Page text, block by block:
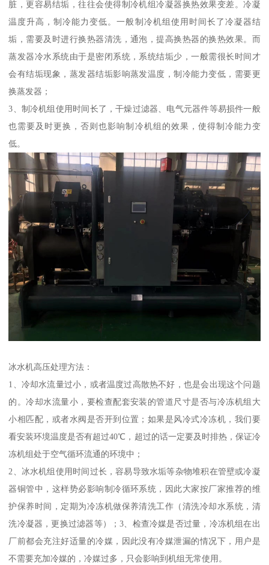
脏，更容易结垢，往往会使得制冷机组冷凝器换热效果变差。冷凝
温度升高，制冷能力变低。一般制冷机组使用时间长了冷凝器结
垢，需要及时进行换热器清洗，通泡，提高换热器的换热效果。而
蒸发器冷水系统由于是密闭系统，系统结垢少，一般需很长时间才
会有结垢现象，蒸发器结垢影响蒸发温度，制冷能力变低，需要更
换蒸发器；
3、制冷机组使用时间长了，干燥过滤器、电气元器件等易损件一般
也需要及时更换，否则也影响制冷机组的效果，使得制冷能力变
低。
冰水机高压处理方法：
1、冷却水流量过小，或者温度过高散热不好，也是会出现这个问题
的。冷却水流量小，要检查配套安装的管道尺寸是否与冷冻机组大
小相匹配，或者水阀是否开到位置；如果是风冷式冷冻机，我们要
看安装环境温度是否有超过40℃，超过的话一定要及时排热，保证冷
冻机组处于空气循环流通的环境中；
2、冰水机组使用时间过长，容易导致水垢等杂物堆积在管壁或冷凝
器铜管中，这样势必影响制冷循环系统，因此大家按厂家推荐的维
护保养时间，定期为冷冻机做保养清洗工作（清洗冷却水系统，清
洗冷凝器，更换过滤器等）；3、检查冷媒是否过量，冷冻机组在出
厂前都会充注好适量的冷媒，因此没有冷媒泄漏的情况下，用户是
不需要充加冷媒的，冷媒过多，只会影响到机组无常使用。